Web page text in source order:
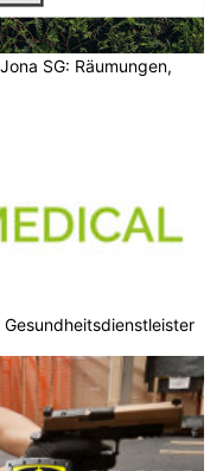
SG: Räumungen,